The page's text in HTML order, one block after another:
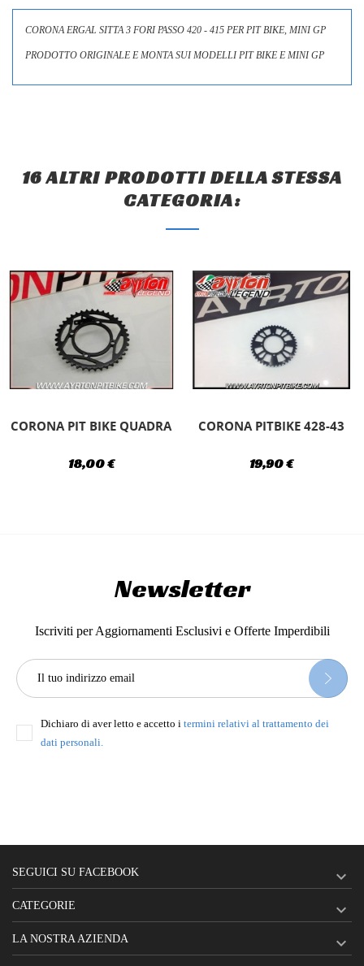
CORONA ERGAL SITTA 3 FORI PASSO 420 - 415 PER PIT BIKE, MINI GP
PRODOTTO ORIGINALE E MONTA SUI MODELLI PIT BIKE E MINI GP
16 ALTRI PRODOTTI DELLA STESSA
CATEGORIA:
CORONA PIT BIKE QUADRA
18,00 €
CORONA PITBIKE 428-43
19,90 €
Newsletter
Iscriviti per Aggiornamenti Esclusivi e Offerte Imperdibili
Dichiaro di aver letto e accetto i termini relativi al trattamento dei
dati personali.
SEGUICI SU FACEBOOK 
CATEGORIE 
LA NOSTRA AZIENDA 
Annulla Accedi